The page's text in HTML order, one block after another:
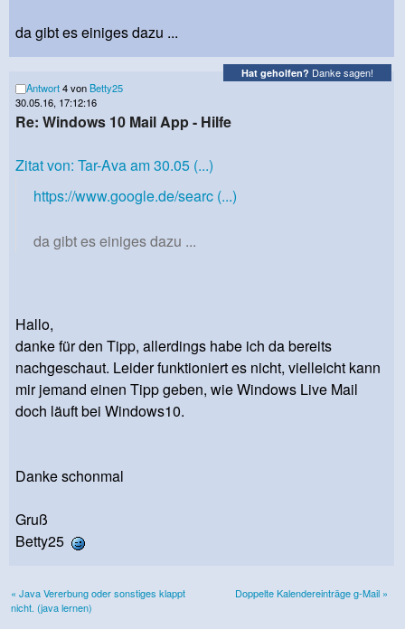
da gibt es einiges dazu ...
Hat geholfen? Danke sagen!
Antwort4 vonBetty25
30.05.16, 17:12:16
Re: Windows 10 Mail App - Hilfe
Zitat von: Tar-Ava am 30.05 (...)
https://www.google.de/searc (...)
da gibt es einiges dazu ...
Hallo,
danke für den Tipp, allerdings habe ich da bereits
nachgeschaut. Leider funktioniert es nicht, vielleicht kann
mir jemand einen Tipp geben, wie Windows Live Mail
doch läuft bei Windows10.
Danke schonmal
Gruß
Betty25
« Java Vererbung oder sonstiges klappt
nicht. (java lernen)
Doppelte Kalendereinträge g-Mail »